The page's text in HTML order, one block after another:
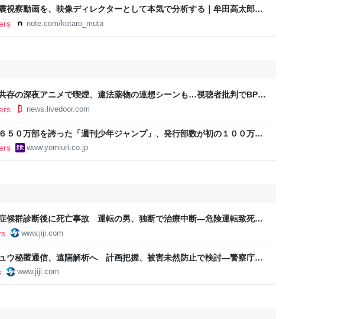
視察動画を、映像ディレクターとして本気で分析する｜牟田高太郎｜
想いをつなぐ
note.com/kotaro_muta
存の深夜アニメで喫煙、違法薬物の連想シーンも…視聴者批判でBPO
らわしいことは放送しないほうが」 - ライブドアニュース
news.livedoor.com
５０万部を誇った「週刊少年ジャンプ」、発行部数が初の１００万部
内の紙雑誌で「１００万部超」ゼロに
www.yomiuri.co.jp
候群診断後に死亡事故 運転の男、独断で治療中断―危険運転致死罪
警視庁：時事ドットコム
www.jiji.com
ウ秘匿通信、遠隔解析へ 計画把握、被害未然防止で検討―警察庁、
有識者会議：時事ドットコム
www.jiji.com